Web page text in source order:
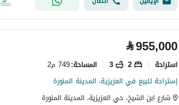
⃁955,000
استراحة 2
3 المساحة:749 م2
إستراحة للبيع في العزيزية، المدينة المنورة
شارع ابن الشيخ، حي العزيزية، المدينة المنورة